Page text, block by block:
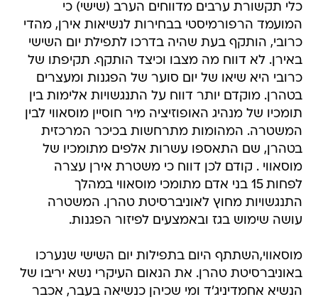
כלי תקשורת ערבים מדווחים הערב (שישי) כי
המועמד הרפורמיסטי בבחירות לנשיאות אירן, מהדי
כרובי, הותקף בעת שהיה בדרכו לתפילת יום השישי
באירן. לא דווח מה מצבו וכיצד הותקף. תקיפתו של
כרובי היא שיאו של יום סוער של הפגנות ומעצרים
בטהרן. מוקדם יותר דווח על התנגשויות אלימות בין
תומכיו של מנהיג האופוזיציה מיר חוסיין מוסאווי לבין
המשטרה. המהומות מתרחשות בכיכר המרכזית
בטהרן, שם התאספו עשרות אלפים מתומכיו של
מוסאווי . קודם לכן דווח כי משטרת אירן עצרה
לפחות 15 בני אדם מתומכי מוסאווי במהלך
התנגשויות מחוץ לאוניברסיטת טהרן. המשטרה
עושה שימוש בגז ובאמצעים לפיזור הפגנות.
מוסאווי,השתתף היום בתפילות יום השישי שנערכו
באוניברסיטת טהרן. את הנאום העיקרי נשא יריבו של
הנשיא אחמדיניג'ד ומי שכיהן כנשיאה בעבר, אכבר